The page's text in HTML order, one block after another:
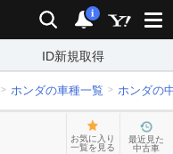
検索 通知
i
ID新規取得
ホンダの車種一覧 ホンダの
お気に入り
一覧を見る
最近見た
中古車